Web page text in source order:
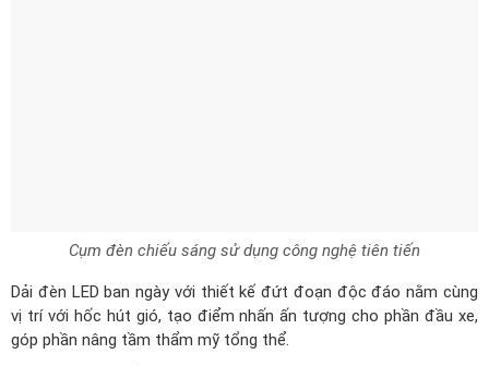
Cụm đèn chiếu sáng sử dụng công nghệ tiên tiến
Dải đèn LED ban ngày với thiết kế đứt đoạn độc đáo nằm cùng
vị trí với hốc hút gió, tạo điểm nhấn ấn tượng cho phần đầu xe,
góp phần nâng tầm thẩm mỹ tổng thể.